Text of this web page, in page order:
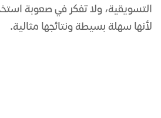
التسويقية، ولا تفكر في صعوبة
لأنها سهلة بسيطة ونتائجها مثالية.